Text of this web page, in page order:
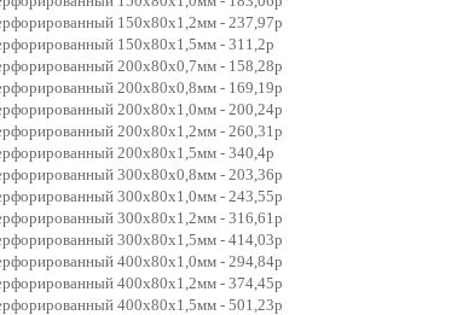
150х80х1,2мм - 237,97р
150х80х1,5мм - 311,2р
200х80х0,7мм - 158,28р
200х80х0,8мм - 169,19р
200х80х1,0мм - 200,24р
200х80х1,2мм - 260,31р
200х80х1,5мм - 340,4р
300х80х0,8мм - 203,36р
300х80х1,0мм - 243,55р
300х80х1,2мм - 316,61р
300х80х1,5мм - 414,03р
400х80х1,0мм - 294,84р
400х80х1,2мм - 374,45р
400х80х1,5мм - 501,23р